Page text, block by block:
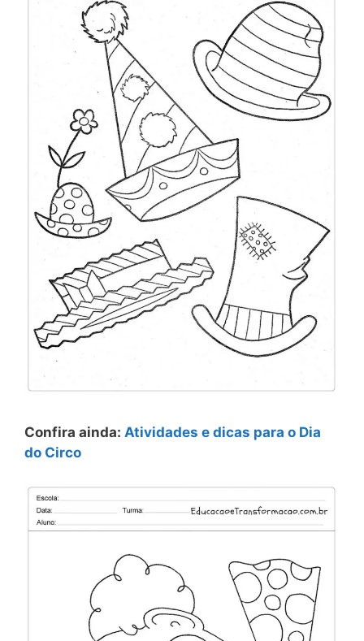
Confira ainda: Atividades e dicas para o Dia
do Circo